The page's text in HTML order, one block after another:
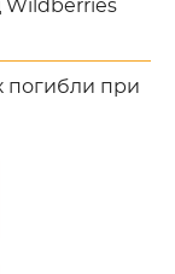
Wildberries
погибли при